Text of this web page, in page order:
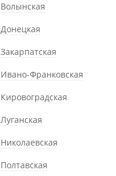
Волынская
Донецкая
Закарпатская
Ивано-Франковская
Кировоградская
Луганская
Николаевская
Полтавская